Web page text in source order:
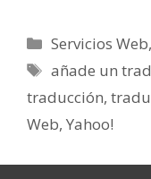
Categorías
Servicios Web,
Etiquetas
añade un
traducción,
Web, Yahoo!